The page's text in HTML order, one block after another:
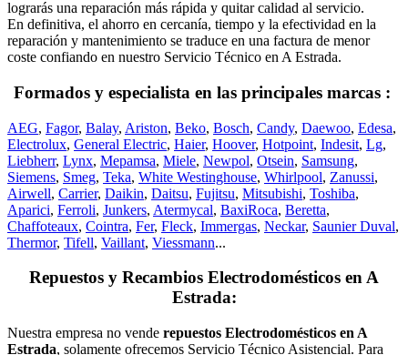
lograrás una reparación más rápida y quitar calidad al servicio.
En definitiva, el ahorro en cercanía, tiempo y la efectividad en la
reparación y mantenimiento se traduce en una factura de menor
coste confiando en nuestro Servicio Técnico en A Estrada.
Formados y especialista en las principales marcas :
AEG, Fagor, Balay, Ariston, Beko, Bosch, Candy, Daewoo, Edesa,
Electrolux, General Electric, Haier, Hoover, Hotpoint, Indesit, Lg,
Liebherr, Lynx, Mepamsa, Miele, Newpol, Otsein, Samsung,
Siemens, Smeg, Teka, White Westinghouse, Whirlpool, Zanussi,
Airwell, Carrier, Daikin, Daitsu, Fujitsu, Mitsubishi, Toshiba,
Aparici, Ferroli, Junkers, Atermycal, BaxiRoca, Beretta,
Chaffoteaux, Cointra, Fer, Fleck, Immergas, Neckar, Saunier Duval,
Thermor, Tifell, Vaillant, Viessmann...
Repuestos y Recambios Electrodomésticos en A
Estrada:
Nuestra empresa no vende repuestos Electrodomésticos en A
Estrada, solamente ofrecemos Servicio Técnico Asistencial. Para